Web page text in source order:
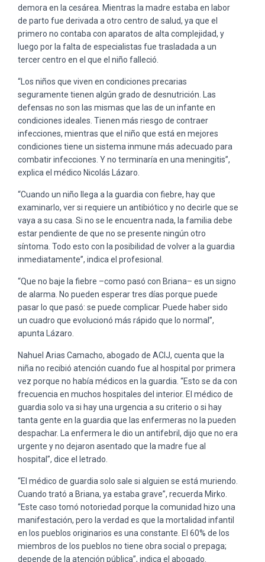
demora en la cesárea. Mientras la madre estaba en labor
de parto fue derivada a otro centro de salud, ya que el
primero no contaba con aparatos de alta complejidad, y
luego por la falta de especialistas fue trasladada a un
tercer centro en el que el niño falleció.
“Los niños que viven en condiciones precarias
seguramente tienen algún grado de desnutrición. Las
defensas no son las mismas que las de un infante en
condiciones ideales. Tienen más riesgo de contraer
infecciones, mientras que el niño que está en mejores
condiciones tiene un sistema inmune más adecuado para
combatir infecciones. Y no terminaría en una meningitis”,
explica el médico Nicolás Lázaro.
“Cuando un niño llega a la guardia con fiebre, hay que
examinarlo, ver si requiere un antibiótico y no decirle que se
vaya a su casa. Si no se le encuentra nada, la familia debe
estar pendiente de que no se presente ningún otro
síntoma. Todo esto con la posibilidad de volver a la guardia
inmediatamente”, indica el profesional.
“Que no baje la fiebre –como pasó con Briana– es un signo
de alarma. No pueden esperar tres días porque puede
pasar lo que pasó: se puede complicar. Puede haber sido
un cuadro que evolucionó más rápido que lo normal”,
apunta Lázaro.
Nahuel Arias Camacho, abogado de ACIJ, cuenta que la
niña no recibió atención cuando fue al hospital por primera
vez porque no había médicos en la guardia. “Esto se da con
frecuencia en muchos hospitales del interior. El médico de
guardia solo va si hay una urgencia a su criterio o si hay
tanta gente en la guardia que las enfermeras no la pueden
despachar. La enfermera le dio un antifebril, dijo que no era
urgente y no dejaron asentado que la madre fue al
hospital”, dice el letrado.
“El médico de guardia solo sale si alguien se está muriendo.
Cuando trató a Briana, ya estaba grave”, recuerda Mirko.
“Este caso tomó notoriedad porque la comunidad hizo una
manifestación, pero la verdad es que la mortalidad infantil
en los pueblos originarios es una constante. El 60% de los
miembros de los pueblos no tiene obra social o prepaga;
depende de la atención pública”, indica el abogado.